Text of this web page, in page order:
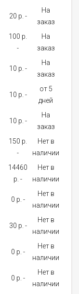
20 p. -
На
заказ
100 p.
-
На
заказ
10 p. -
На
заказ
10 p. -
от 5
дней
10 p. -
На
заказ
150 p.
-
Нет в
наличии
14460
p. -
Нет в
наличии
0 p. -
Нет в
наличии
30 p. -
Нет в
наличии
0 p. -
Нет в
наличии
0 p. -
Нет в
наличии